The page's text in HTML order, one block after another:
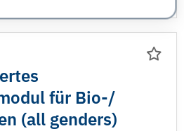
für Bio-/
(all genders)